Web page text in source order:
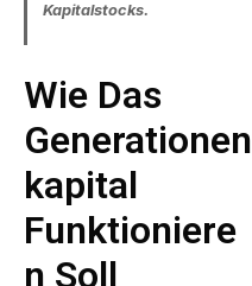
Kapitalstocks.
Wie Das
Generationen
Kapital
Funktioniere
N Soll